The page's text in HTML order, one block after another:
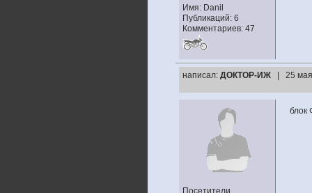
Имя: Danil
Публикаций: 6
Комментариев: 47
написал: ДОКТОР-ИЖ | 25
Посетители
блок